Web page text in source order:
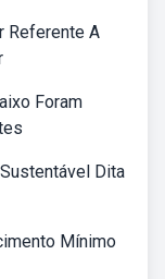
Referente A
Foram
Dita
Mínimo